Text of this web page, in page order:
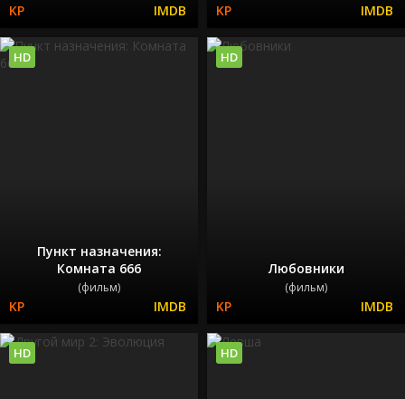
Пункт назначения:
Комната 666
(фильм)
HD
Любовники
(фильм)
HD
HD HD